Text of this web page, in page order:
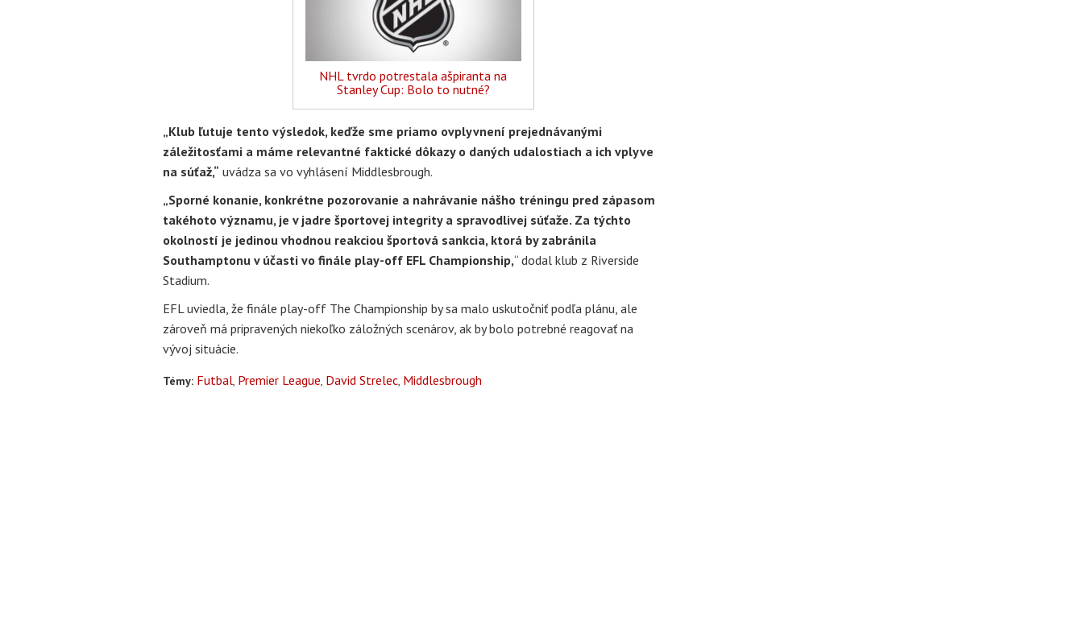
NHL tvrdo potrestala ašpiranta na
Stanley Cup: Bolo to nutné?
„Klub ľutuje tento výsledok, keďže sme priamo ovplyvnení prejednávanými
záležitosťami a máme relevantné faktické dôkazy o daných udalostiach a ich vplyve
na súťaž,“ uvádza sa vo vyhlásení Middlesbrough.
„Sporné konanie, konkrétne pozorovanie a nahrávanie nášho tréningu pred zápasom
takéhoto významu, je v jadre športovej integrity a spravodlivej súťaže. Za týchto
okolností je jedinou vhodnou reakciou športová sankcia, ktorá by zabránila
Southamptonu v účasti vo finále play-off EFL Championship,“ dodal klub z Riverside
Stadium.
EFL uviedla, že finále play-off The Championship by sa malo uskutočniť podľa plánu, ale
zároveň má pripravených niekoľko záložných scenárov, ak by bolo potrebné reagovať na
vývoj situácie.
Témy: Futbal Premier League David Strelec Middlesbrough